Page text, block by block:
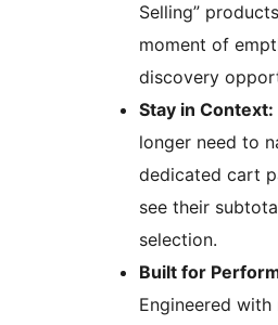
Selling”
moment of
discovery
Stay in Context:
longer need to
dedicated cart
see their
selection.
Built for
Engineered with